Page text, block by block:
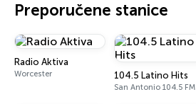
Preporučene stanice
Radio Aktiva
Worcester 104.5 Latino Hits
San Antonio 104.5 FM